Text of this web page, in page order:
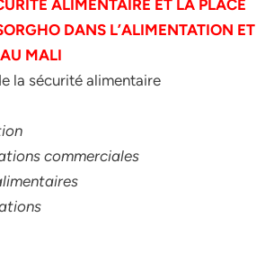
ALIMENTAIRE ET LA PLACE
DANS L’ALIMENTATION ET
AU MALI
la sécurité alimentaire
commerciales